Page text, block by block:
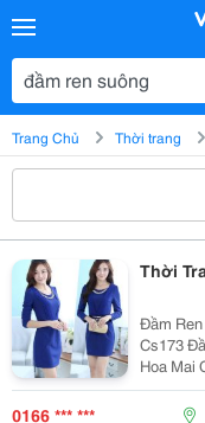
Trang Chủ Thời trang
Thời
Đầm Ren
Cs173 Đầm Suông Họa Tiết Ô Vuông Cs172 Đầm Ren
Hoa Mai Cs173 Đầm Công Sở
0166 *** ***